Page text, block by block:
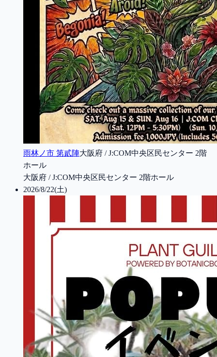
雨林ノ市 第貳陣大阪府 / J:COM中央区民センター 2階
ホール
大阪府 / J:COM中央区民センター 2階ホール
2026/8/22(土)